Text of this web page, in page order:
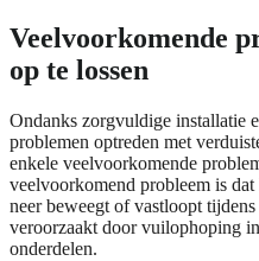
Veelvoorkomende
op te lossen
Ondanks zorgvuldige installatie
problemen optreden met
enkele veelvoorkomende
veelvoorkomend probleem is
neer beweegt of vastloopt
veroorzaakt door vuilophoping
onderdelen.